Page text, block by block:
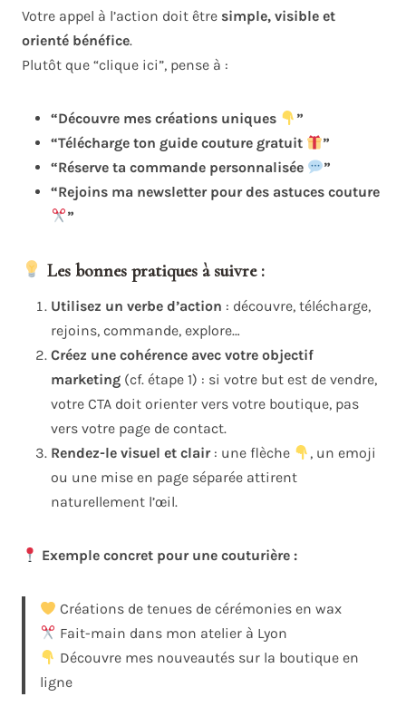
Votre appel à l’action doit être simple, visible et
orienté bénéfice.
Plutôt que “clique ici”, pense à :
“Découvre mes créations uniques
”
“Télécharge ton guide couture gratuit
”
“Réserve ta commande personnalisée
”
“Rejoins ma newsletter pour des astuces couture
”
Les bonnes pratiques à suivre :
Utilisez un verbe d’action : découvre, télécharge,
rejoins, commande, explore…
Créez une cohérence avec votre objectif
marketing (cf. étape 1) : si votre but est de vendre,
votre CTA doit orienter vers votre boutique, pas
vers votre page de contact.
Rendez-le visuel et clair: une flèche
, un emoji
ou une mise en page séparée attirent
naturellement l’œil.
Exemple concret pour une couturière :
Créations de tenues de cérémonies en wax
Fait-main dans mon atelier à Lyon
Découvre mes nouveautés sur la boutique en
ligne